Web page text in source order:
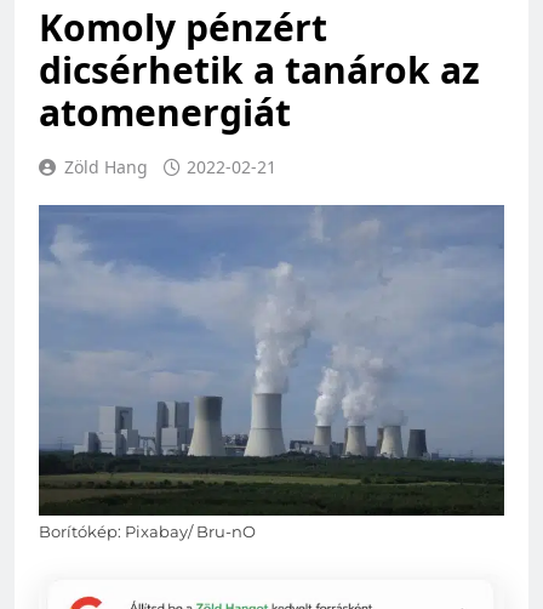
Komoly pénzért
dicsérhetik a tanárok az
atomenergiát
Zöld Hang 2022-02-21
Borítókép: Pixabay/ Bru-nO